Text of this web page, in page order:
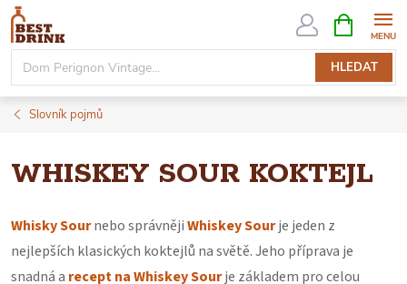
Přejít
obsah
HLEDAT
NÁKUPNÍ
KOŠÍK
Slovník pojmů
WHISKEY SOUR KOKTEJL
Whisky Sournebo správnějiWhiskey Sourje jeden z
nejlepších klasických koktejlů na světě. Jeho příprava je
snadná a recept na Whiskey Sourje základem pro celou